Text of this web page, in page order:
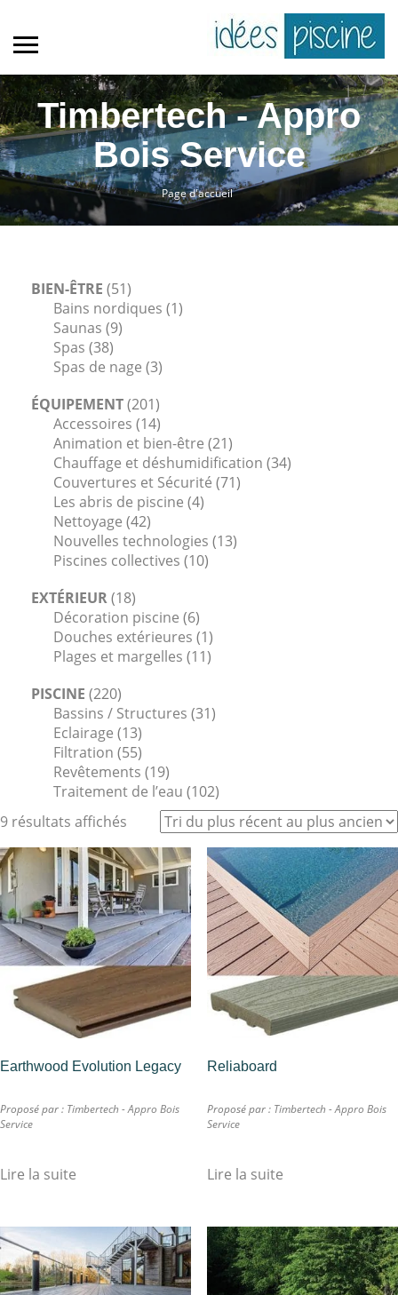
Timbertech - Appro
Bois Service
Page d'accueil
BIEN-ÊTRE (51)
Bains nordiques (1)
Saunas (9)
Spas (38)
Spas de nage (3)
ÉQUIPEMENT(201)
Accessoires (14)
Animation et bien-être (21)
Chauffage et déshumidification (34)
Couvertures et Sécurité (71)
Les abris de piscine (4)
Nettoyage (42)
Nouvelles technologies (13)
Piscines collectives (10)
EXTÉRIEUR(18)
Décoration piscine (6)
Douches extérieures (1)
Plages et margelles (11)
PISCINE (220)
Bassins / Structures (31)
Eclairage (13)
Filtration (55)
Revêtements (19)
Traitement de l’eau (102)
9 résultats affichés
Earthwood Evolution Legacy
Proposé par : Timbertech - Appro Bois
Service
Lire la suite
Reliaboard
Proposé par : Timbertech - Appro Bois
Service
Lire la suite